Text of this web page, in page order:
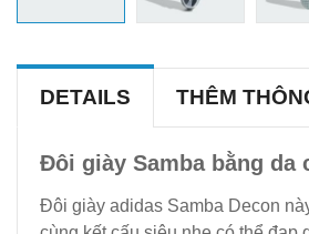
DETAILS THÊM
Đôi giày Samba bằng da
Đôi giày adidas Samba Decon